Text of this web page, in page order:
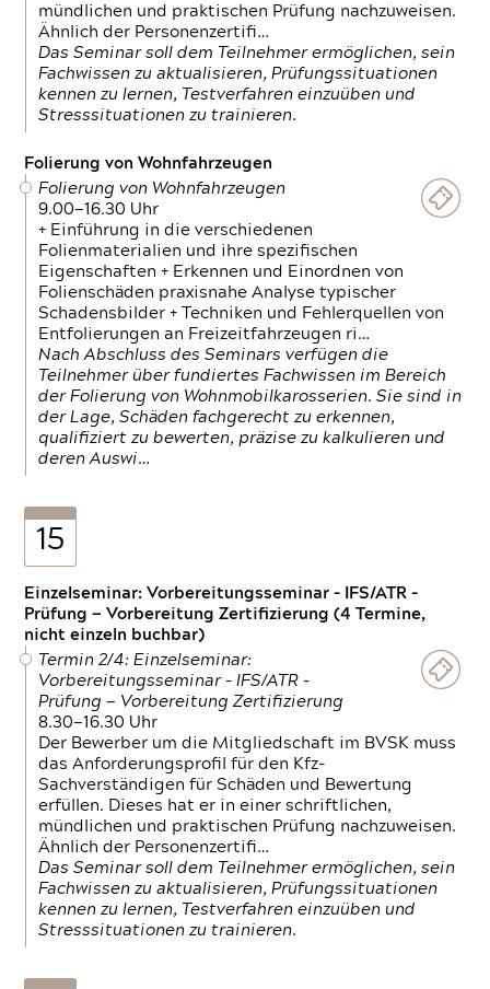
mündlichen und praktischen Prüfung nachzuweisen.
Ähnlich der Personenzertifi…
Das Seminar soll dem Teilnehmer ermöglichen, sein
Fachwissen zu aktualisieren, Prüfungssituationen
kennen zu lernen, Testverfahren einzuüben und
Stresssituationen zu trainieren.
Folierung von Wohnfahrzeugen
Folierung von Wohnfahrzeugen
9.00—16.30 Uhr
+ Einführung in die verschiedenen
Folienmaterialien und ihre spezifischen
Eigenschaften + Erkennen und Einordnen von
Folienschäden praxisnahe Analyse typischer
Schadensbilder + Techniken und Fehlerquellen von
Entfolierungen an Freizeitfahrzeugen ri…
Nach Abschluss des Seminars verfügen die
Teilnehmer über fundiertes Fachwissen im Bereich
der Folierung von Wohnmobilkarosserien. Sie sind in
der Lage, Schäden fachgerecht zu erkennen,
qualifiziert zu bewerten, präzise zu kalkulieren und
deren Auswi…
15
Einzelseminar: Vorbereitungsseminar - IFS/ATR -
Prüfung — Vorbereitung Zertifizierung (4 Termine,
nicht einzeln buchbar)
Termin 2/4: Einzelseminar:
Vorbereitungsseminar - IFS/ATR -
Prüfung — Vorbereitung Zertifizierung
8.30—16.30 Uhr
Der Bewerber um die Mitgliedschaft im BVSK muss
das Anforderungsprofil für den Kfz-
Sachverständigen für Schäden und Bewertung
erfüllen. Dieses hat er in einer schriftlichen,
mündlichen und praktischen Prüfung nachzuweisen.
Ähnlich der Personenzertifi…
Das Seminar soll dem Teilnehmer ermöglichen, sein
Fachwissen zu aktualisieren, Prüfungssituationen
kennen zu lernen, Testverfahren einzuüben und
Stresssituationen zu trainieren.